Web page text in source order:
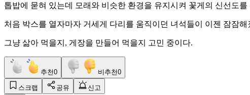
톱밥에 묻혀 있는데 모래와 비슷한 환경을 유지시켜 꽃게의 신선도
처음 박스를 열자마자 거세게 다리를 움직이던 녀석들이 이젠 잠잠해
그냥 삶아 먹을지, 게장을 만들어 먹을지 고민 중이다.
추천0 비추천0
스크랩 공유
신고